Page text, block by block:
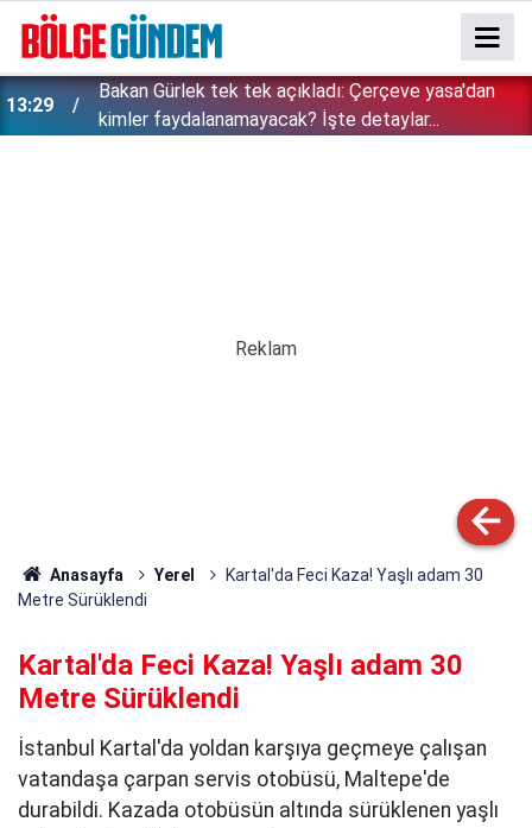
13:29
Bakan Gürlek tek tek açıkladı: Çerçeve yasa'dan
kimler faydalanamayacak? İşte detaylar...
Anasayfa Yerel
Kartal'da Feci Kaza! Yaşlı adam 30
Metre Sürüklendi
Kartal'da Feci Kaza! Yaşlı adam 30
Metre Sürüklendi
İstanbul Kartal'da yoldan karşıya geçmeye çalışan
vatandaşa çarpan servis otobüsü, Maltepe'de
durabildi. Kazada otobüsün altında sürüklenen yaşlı